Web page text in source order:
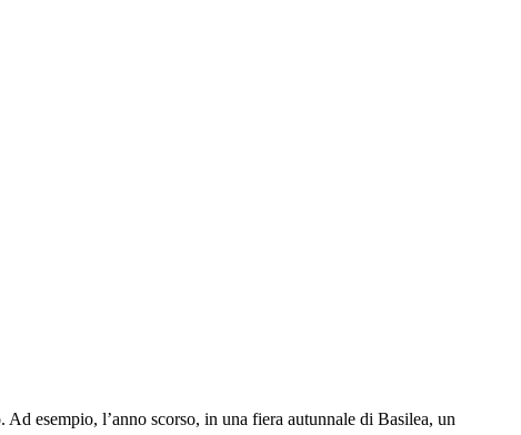
esempio, l’anno scorso, in una fiera autunnale di Basilea, un